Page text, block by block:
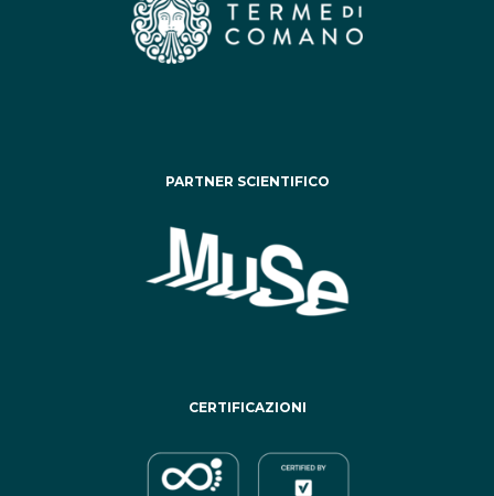
PARTNER SCIENTIFICO
CERTIFICAZIONI